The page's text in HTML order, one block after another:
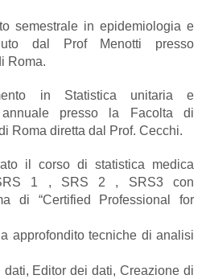
semestrale in epidemiologia e
dal Prof Menotti presso
Roma.
in Statistica unitaria e
presso la Facolta di
Roma diretta dal Prof. Cecchi.
il corso di statistica medica
1 , SRS 2 , SRS3 con
di “Certified Professional for
approfondito tecniche di analisi
Editor dei dati, Creazione di